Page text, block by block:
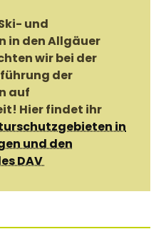
und
in den Allgäuer
wir bei der
der
auf
Hier findet ihr
in
und den
DAV